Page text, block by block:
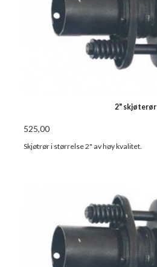
2" skjøterør
525,00
Skjøtrør i størrelse 2" av høy kvalitet.